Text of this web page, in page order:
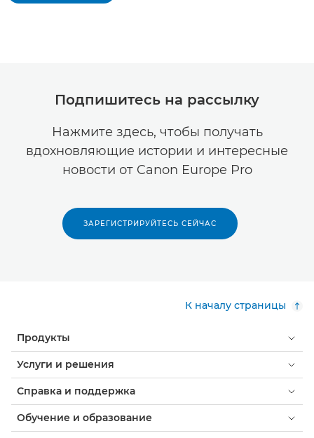
Подпишитесь на рассылку
Нажмите здесь, чтобы получать
вдохновляющие истории и интересные
новости от Canon Europe Pro
ЗАРЕГИСТРИРУЙТЕСЬ СЕЙЧАС
К началу страницы
Продукты
Услуги и решения
Справка и поддержка
Обучение и образование